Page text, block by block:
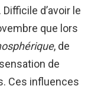
d’avoir le
que lors
, de
de
Ces influences